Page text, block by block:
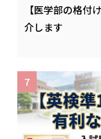
【医学部の格付
介します
7